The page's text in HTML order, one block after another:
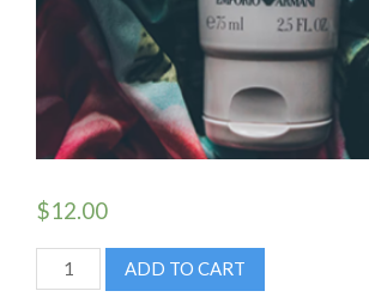
$12.00
NATURAL
NIGHT
ADD TO CART